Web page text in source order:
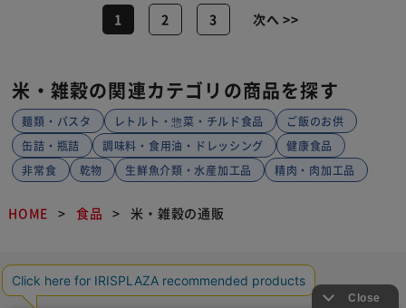
1 2 3 次へ >>
米・雑穀の関連カテゴリの商品を探す
麺類・パスタ レトルト・惣菜・チルド食品
ご飯のお供
缶詰・瓶詰
調味料・食用油・ドレッシング
健康食品
非常食
乾物 生鮮魚介類・水産加工品 精肉・肉加工品
HOME 食品 米・雑穀の通販